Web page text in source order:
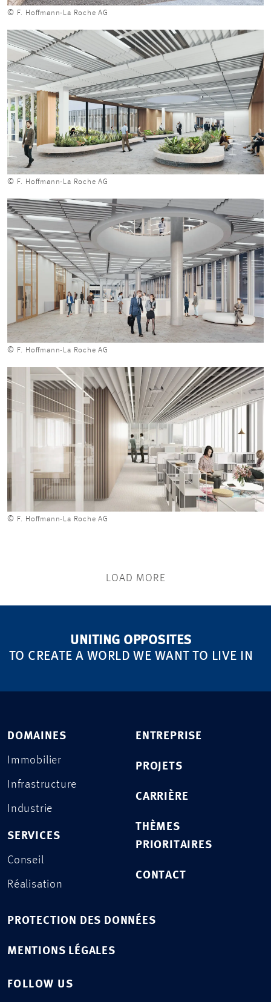
© F. Hoffmann-La Roche AG
© F. Hoffmann-La Roche AG
© F. Hoffmann-La Roche AG
© F. Hoffmann-La Roche AG
LOAD MORE
UNITING OPPOSITES
TO CREATE A WORLD WE WANT TO LIVE IN
DOMAINES
Immobilier
Infrastructure
Industrie
SERVICES
Conseil
Réalisation
ENTREPRISE
PROJETS
CARRIÈRE
THÈMES
PRIORITAIRES
CONTACT
PROTECTION DES DONNÉES
MENTIONS LÉGALES
FOLLOW US